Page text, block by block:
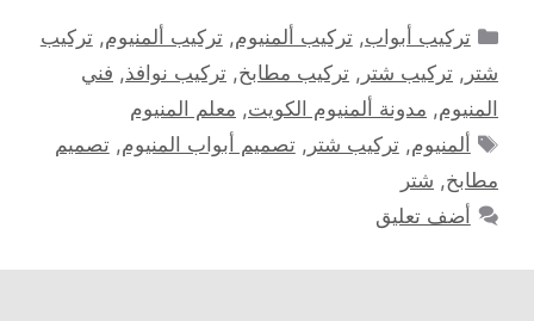
التصنيفات
تركيب أبواب,تركيب ألمنيوم,تركيب ألمنيوم,تركيب
شتر , تركيب شتر , تركيب مطابخ, تركيب نوافذ, فني
المنيوم, مدونة ألمنيوم الكويت, معلم المنيوم
الوسوم
ألمنيوم,تركيب شتر ,تصميم أبواب المنيوم,تصميم
مطابخ, شتر
أضف تعليق